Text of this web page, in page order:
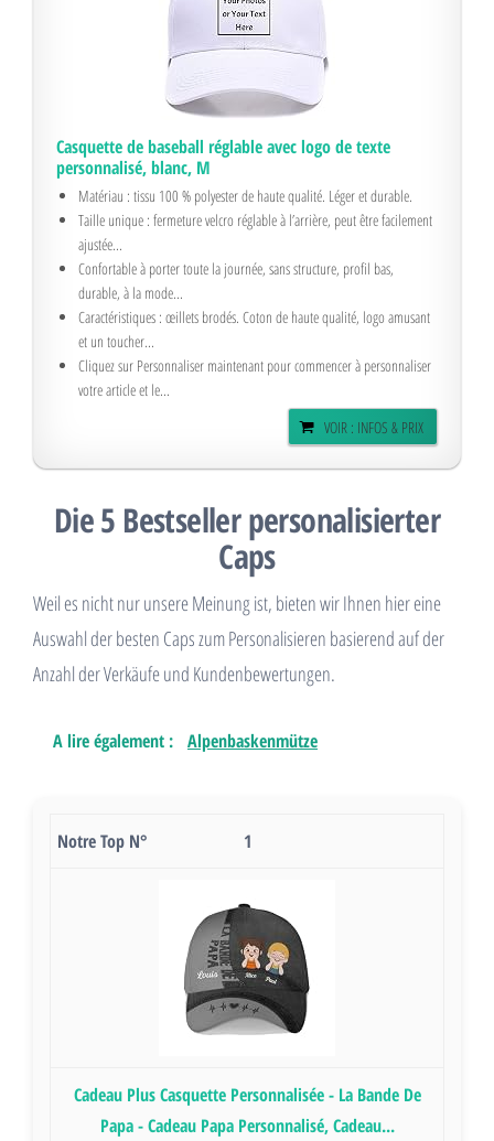
Casquette de baseball réglable avec logo de texte
personnalisé, blanc, M
Matériau : tissu 100 % polyester de haute qualité. Léger et durable.
Taille unique : fermeture velcro réglable à l’arrière, peut être facilement
ajustée...
Confortable à porter toute la journée, sans structure, profil bas,
durable, à la mode...
Caractéristiques : œillets brodés. Coton de haute qualité, logo amusant
et un toucher...
Cliquez sur Personnaliser maintenant pour commencer à personnaliser
votre article et le...
VOIR : INFOS & PRIX
Die 5 Bestseller personalisierter
Caps
Weil es nicht nur unsere Meinung ist, bieten wir Ihnen hier eine
Auswahl der besten Caps zum Personalisieren basierend auf der
Anzahl der Verkäufe und Kundenbewertungen.
A lire également : Alpenbaskenmütze
1
Cadeau Plus Casquette Personnalisée - La Bande De
Papa - Cadeau Papa Personnalisé, Cadeau...